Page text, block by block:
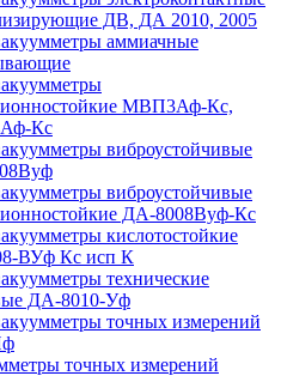
ДВ, ДА 2010, 2005
аммиачные
МВП3Аф-Кс,
Кс
виброустойчивые
виброустойчивые
ДА-8008Вуф-Кс
кислотостойкие
ВУф Кс исп К
технические
ДА-8010-Уф
точных измерений
точных измерений